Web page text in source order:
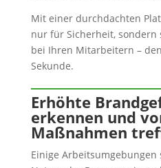
Mit einer durchdachten
nur für Sicherheit, sondern
bei Ihren Mitarbeitern –
Sekunde.
Erhöhte
erkennen und
Maßnahmen
Einige